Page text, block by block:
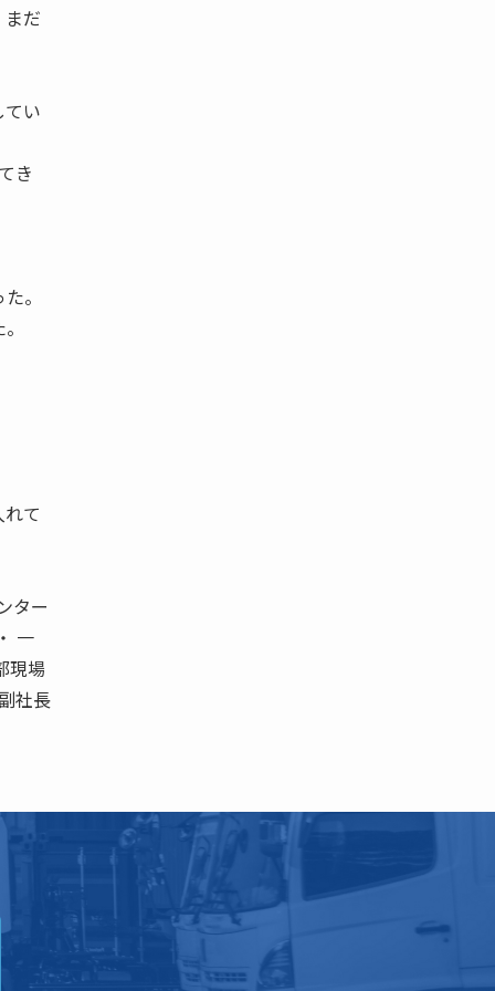
だ
い
き
。
て
ター
一
現場
社長